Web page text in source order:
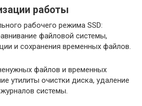
работы
рабочего режима SSD:
файловой системы,
и сохранения временных файлов.
файлов и временных
утилиты очистки диска, удаление
системы.